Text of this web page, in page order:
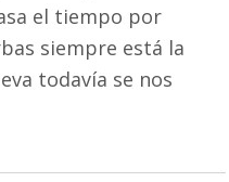
el tiempo por
siempre está la
todavía se nos